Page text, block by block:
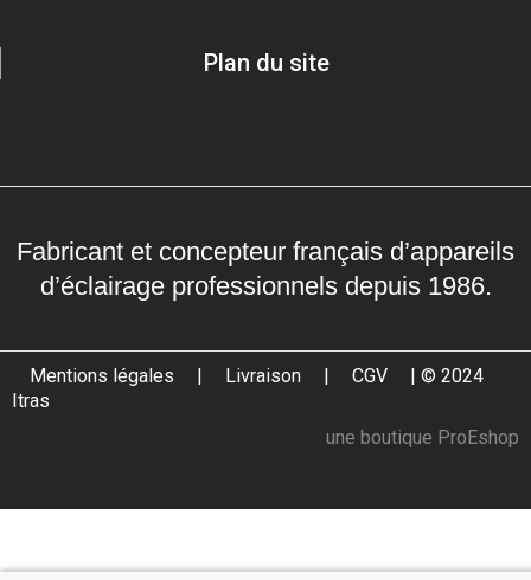
Plan du site
Fabricant et concepteur français d’appareils
d’éclairage professionnels depuis 1986.
Mentions légales Livraison CGV
| © 2024
Itras
une boutique ProEshop